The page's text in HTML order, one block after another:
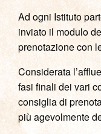
Ad ogni Istituto
inviato il modulo
prenotazione con
Considerata
fasi finali dei vari
consiglia di
più agevolmente